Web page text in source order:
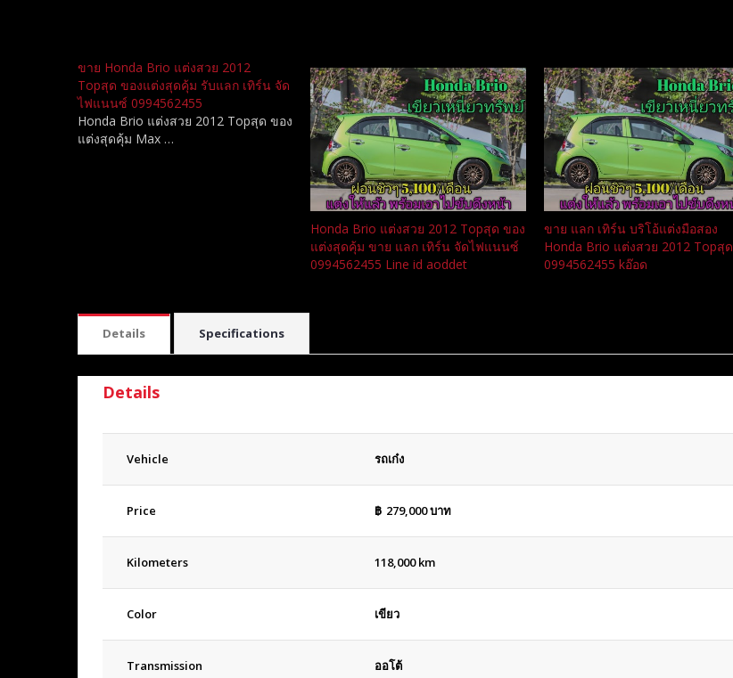
ขาย Honda Brio แต่งสวย 2012
Topสุด ของแต่งสุดคุ้ม รับแลก เทิร์น จัด
ไฟแนนซ์ 0994562455
Honda Brio แต่งสวย 2012 Topสุด ของ
แต่งสุดคุ้ม Max …
Honda Brio แต่งสวย 2012 Topสุด ของ
แต่งสุดคุ้ม ขาย แลก เทิร์น จัดไฟแนนซ์
0994562455 Line id aoddet
ขาย แลก เทิร์น บริโอ้แต่งมือสอง
Honda Brio แต่งสวย 2012 Topสุด
0994562455 kอ๊อด
Details Specifications
Details
Vehicle รถเก๋ง
Price ฿ 279,000บาท
Kilometers 118,000 km
Color เขียว
Transmission ออโต้